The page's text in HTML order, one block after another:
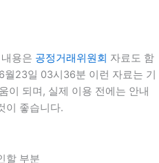
용은 공정거래위원회 자료도 함
23일 03시36분 이런 자료는 기
이 되며, 실제 이용 전에는 안내
이 좋습니다.
할 부분